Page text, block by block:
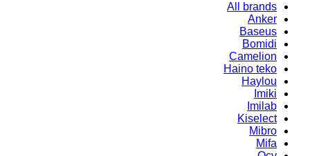
All brands
Anker
Baseus
Bomidi
Camelion
Haino teko
Haylou
Imiki
Imilab
Kiselect
Mibro
Mifa